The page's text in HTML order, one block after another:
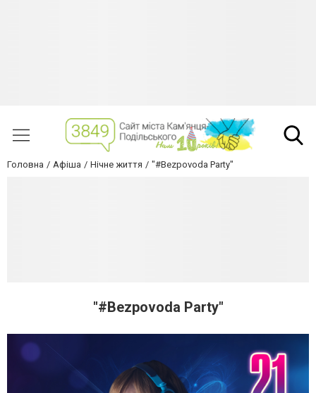
Головна Афіша Нічне життя "#Bezpovoda Party"
"#Bezpovoda Party"